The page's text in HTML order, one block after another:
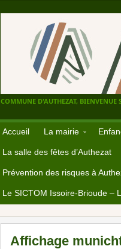
COMMUNE D'AUTHEZAT, BIENVENUE
Accueil La mairie
La salle des fêtes d’Authezat
Prévention des risques à
Le SICTOM Issoire-Brioude –
Affichage